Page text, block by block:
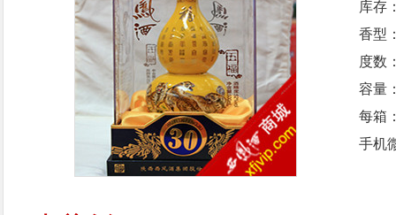
库存
香型
度数
容量
每箱
手机